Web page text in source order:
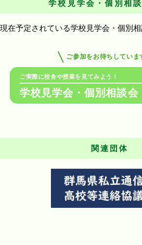
学校見学会・個別相
現在予定されている学校見学会・個別相
ご参加をお待ちしていま
ご実際に校舎や授業を見てみよう！
学校見学会・個別相談会
関連団体